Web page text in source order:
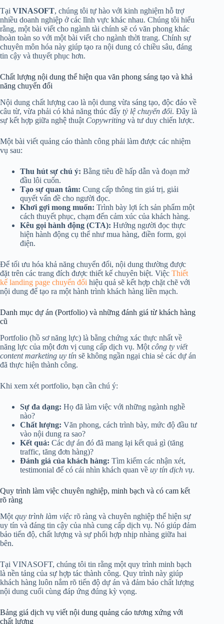
Tại VINASOFT, chúng tôi tự hào với kinh nghiệm hỗ trợ
nhiều doanh nghiệp ở các lĩnh vực khác nhau. Chúng tôi hiểu
rằng, một bài viết cho ngành tài chính sẽ có văn phong khác
hoàn toàn so với một bài viết cho ngành thời trang. Chính sự
chuyên môn hóa này giúp tạo ra nội dung có chiều sâu, đáng
tin cậy và thuyết phục hơn.
Chất lượng nội dung thể hiện qua văn phong sáng tạo và khả
năng chuyển đổi
Nội dung chất lượng cao là nội dung vừa sáng tạo, độc đáo về
câu từ, vừa phải có khả năng thúc đẩy tỷ lệ chuyển đổi. Đây là
sự kết hợp giữa nghệ thuật Copywriting và tư duy chiến lược.
Một bài viết quảng cáo thành công phải làm được các nhiệm
vụ sau:
Thu hút sự chú ý: Bằng tiêu đề hấp dẫn và đoạn mở
đầu lôi cuốn.
Tạo sự quan tâm: Cung cấp thông tin giá trị, giải
quyết vấn đề cho người đọc.
Khơi gợi mong muốn: Trình bày lợi ích sản phẩm một
cách thuyết phục, chạm đến cảm xúc của khách hàng.
Kêu gọi hành động (CTA): Hướng người đọc thực
hiện hành động cụ thể như mua hàng, điền form, gọi
điện.
Để tối ưu hóa khả năng chuyển đổi, nội dung thường được
đặt trên các trang đích được thiết kế chuyên biệt. Việc Thiết
kế landing page chuyển đổi hiệu quả sẽ kết hợp chặt chẽ với
nội dung để tạo ra một hành trình khách hàng liền mạch.
Danh mục dự án (Portfolio) và những đánh giá từ khách hàng
cũ
Portfolio (hồ sơ năng lực) là bằng chứng xác thực nhất về
năng lực của một đơn vị cung cấp dịch vụ. Một công ty viết
content marketing uy tín sẽ không ngần ngại chia sẻ các dự án
đã thực hiện thành công.
Khi xem xét portfolio, bạn cần chú ý:
Sự đa dạng: Họ đã làm việc với những ngành nghề
nào?
Chất lượng: Văn phong, cách trình bày, mức độ đầu tư
vào nội dung ra sao?
Kết quả: Các dự án đó đã mang lại kết quả gì (tăng
traffic, tăng đơn hàng)?
Đánh giá của khách hàng: Tìm kiếm các nhận xét,
testimonial để có cái nhìn khách quan về uy tín dịch vụ.
Quy trình làm việc chuyên nghiệp, minh bạch và có cam kết
rõ ràng
Một quy trình làm việc rõ ràng và chuyên nghiệp thể hiện sự
uy tín và đáng tin cậy của nhà cung cấp dịch vụ. Nó giúp đảm
bảo tiến độ, chất lượng và sự phối hợp nhịp nhàng giữa hai
bên.
Tại VINASOFT, chúng tôi tin rằng một quy trình minh bạch
là nền tảng của sự hợp tác thành công. Quy trình này giúp
khách hàng luôn nắm rõ tiến độ dự án và đảm bảo chất lượng
nội dung cuối cùng đáp ứng đúng kỳ vọng.
Bảng giá dịch vụ viết nội dung quảng cáo tương xứng với
chất lượng